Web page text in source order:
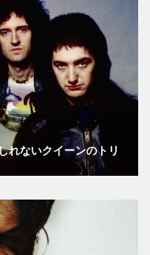
れないクイーンのトリ